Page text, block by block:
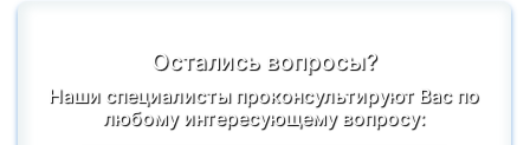
Остались вопросы?
Наши специалисты проконсультируют Вас по
любому интересующему вопросу: